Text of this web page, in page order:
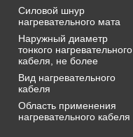
Силовой шнур
нагревательного мата
Наружный диаметр
тонкого нагревательного
кабеля, не более
Вид нагревательного
кабеля
Область применения
нагревательного кабеля